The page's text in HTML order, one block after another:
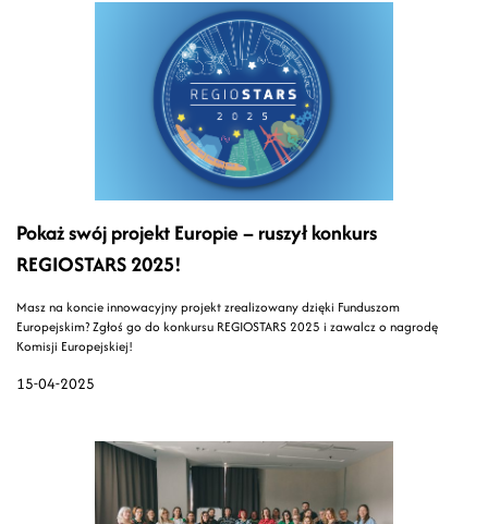
15-04-2025
Pokaż swój projekt Europie – ruszył konkurs
REGIOSTARS 2025!
Masz na koncie innowacyjny projekt zrealizowany dzięki Funduszom
Europejskim? Zgłoś go do konkursu REGIOSTARS 2025 i zawalcz o nagrodę
Komisji Europejskiej!